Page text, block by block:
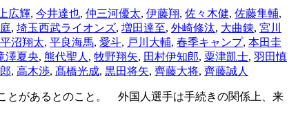
広輝, 今井達也, 仲三河優太, 伊藤翔, 佐々木健, 佐藤隼輔,
, 埼玉西武ライオンズ, 増田達至, 外崎修汰, 大曲錬, 宮川
平沼翔太, 平良海馬, 愛斗, 戸川大輔, 春季キャンプ, 本田圭
澤夏央, 熊代聖人 , 牧野翔矢, 田村伊知郎, 粟津凱士, 羽田慎
, 高木渉, 髙橋光成, 黒田将矢, 齊藤大将, 齊藤誠人
とがあるとのこと。 外国人選手は手続きの関係上、来